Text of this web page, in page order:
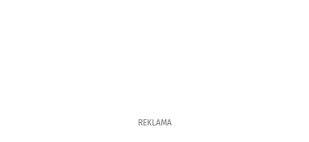
REKLAMA